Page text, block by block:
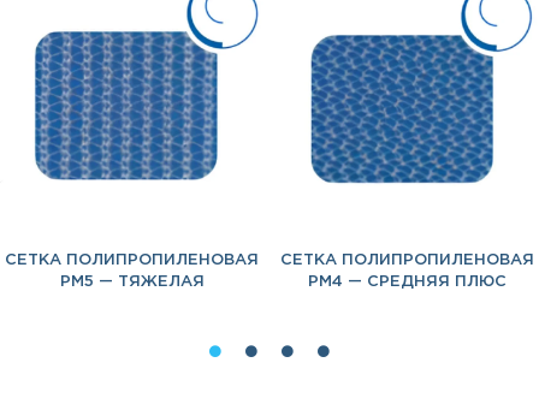
СЕТКА ПОЛИПРОПИЛЕНОВАЯ
PM5 — ТЯЖЕЛАЯ
СЕТКА ПОЛИПРОПИЛЕНОВАЯ
PM4 — СРЕДНЯЯ ПЛЮС